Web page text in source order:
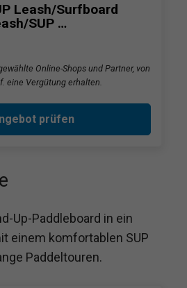
Leash/Surfboard
SUP …
Online-Shops und Partner, von
eine Vergütung erhalten.
prüfen
Up-Paddleboard in ein
einem komfortablen SUP
Paddeltouren.